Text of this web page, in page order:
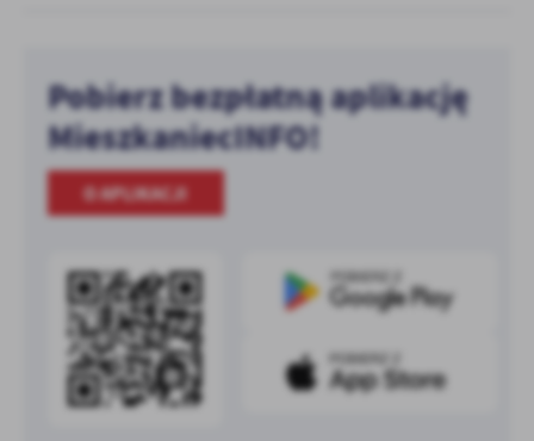
Pobierz bezpłatną aplikację
MieszkaniecINFO!
O APLIKACJI